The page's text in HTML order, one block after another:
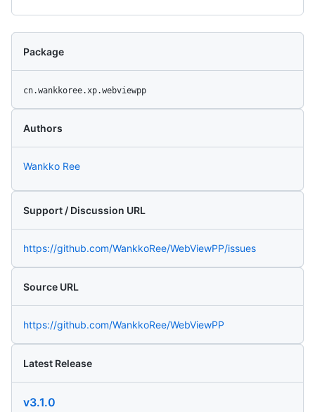
Package
cn.wankkoree.xp.webviewpp
Authors
Wankko Ree
Support / Discussion URL
https://github.com/WankkoRee/WebViewPP/issues
Source URL
https://github.com/WankkoRee/WebViewPP
Latest Release
v3.1.0